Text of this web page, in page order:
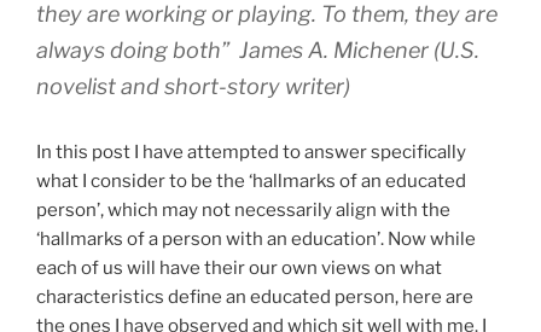
they are working or playing. To them, they are
always doing both” James A. Michener (U.S.
novelist and short-story writer)
In this post I have attempted to answer specifically
what I consider to be the ‘hallmarks of an educated
person’, which may not necessarily align with the
‘hallmarks of a person with an education’. Now while
each of us will have their our own views on what
characteristics define an educated person, here are
the ones I have observed and which sit well with me. I